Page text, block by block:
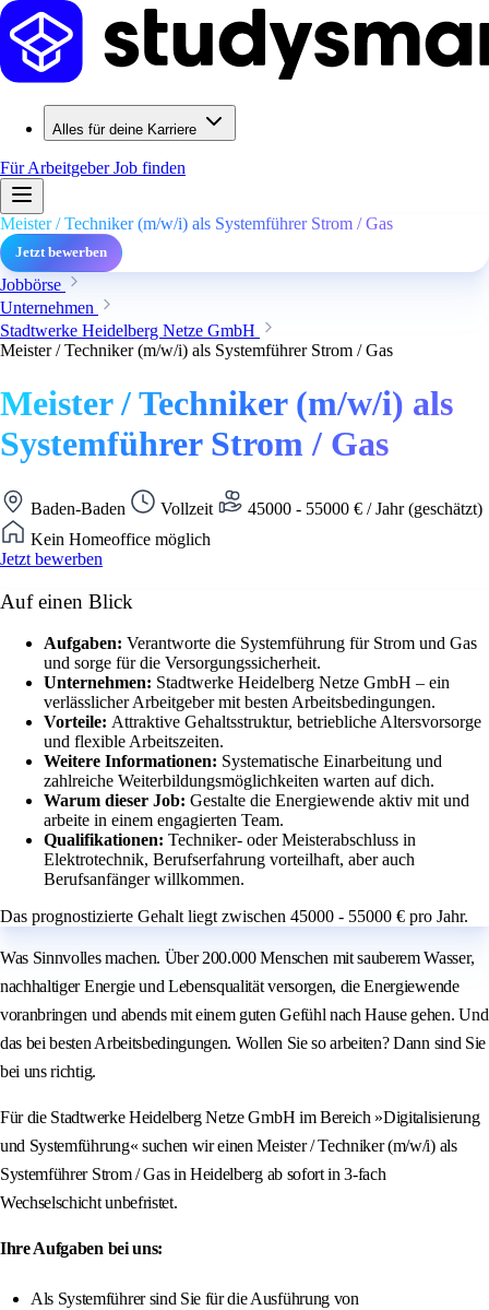
Alles für deine Karriere
Für ArbeitgeberJob finden
Meister / Techniker (m/w/i) als Systemführer Strom / Gas
Jetzt bewerben
Jobbörse
Unternehmen
Stadtwerke Heidelberg Netze GmbH
Meister / Techniker (m/w/i) als Systemführer Strom / Gas
Meister / Techniker (m/w/i) als
Systemführer Strom / Gas
Baden-Baden Vollzeit
45000 - 55000 € / Jahr (geschätzt)
Kein Homeoffice möglich
Jetzt bewerben
Auf einen Blick
Aufgaben: Verantworte die Systemführung für Strom und Gas
und sorge für die Versorgungssicherheit.
Unternehmen: Stadtwerke Heidelberg Netze GmbH – ein
verlässlicher Arbeitgeber mit besten Arbeitsbedingungen.
Vorteile: Attraktive Gehaltsstruktur, betriebliche Altersvorsorge
und flexible Arbeitszeiten.
Weitere Informationen: Systematische Einarbeitung und
zahlreiche Weiterbildungsmöglichkeiten warten auf dich.
Warum dieser Job: Gestalte die Energiewende aktiv mit und
arbeite in einem engagierten Team.
Qualifikationen: Techniker- oder Meisterabschluss in
Elektrotechnik, Berufserfahrung vorteilhaft, aber auch
Berufsanfänger willkommen.
Das prognostizierte Gehalt liegt zwischen 45000 - 55000 € pro Jahr.
Was Sinnvolles machen. Über 200.000 Menschen mit sauberem Wasser,
nachhaltiger Energie und Lebensqualität versorgen, die Energiewende
voranbringen und abends mit einem guten Gefühl nach Hause gehen. Und
das bei besten Arbeitsbedingungen. Wollen Sie so arbeiten? Dann sind Sie
bei uns richtig.
Für die Stadtwerke Heidelberg Netze GmbH im Bereich »Digitalisierung
und Systemführung« suchen wir einen Meister / Techniker (m/w/i) als
Systemführer Strom / Gas in Heidelberg ab sofort in 3-fach
Wechselschicht unbefristet.
Ihre Aufgaben bei uns:
Als Systemführer sind Sie für die Ausführung von